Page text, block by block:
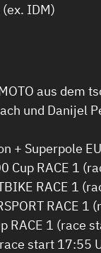
(ex. IDM)
aus dem
und Danijel
+ Superpole
Cup RACE 1
RACE 1
RACE
RACE 1 (race
start 17:55